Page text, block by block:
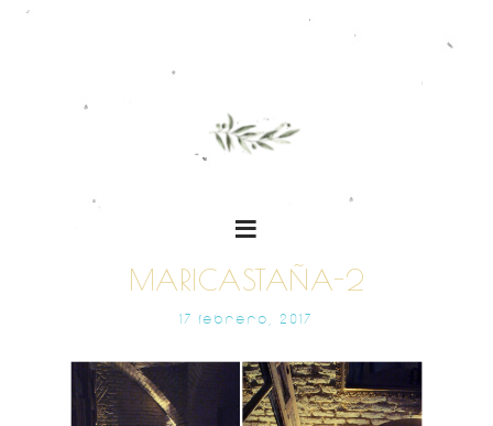
MARICASTAÑA-2
17 FEBRERO, 2017